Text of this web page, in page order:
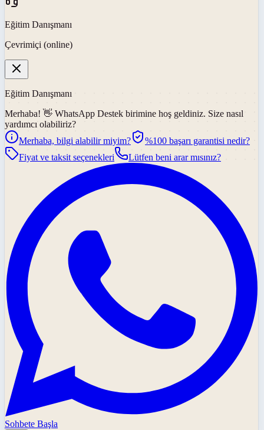
Eğitim Danışmanı
Çevrimiçi (online)
Eğitim Danışmanı
Merhaba! 👋 WhatsApp Destek birimine hoş geldiniz. Size nasıl
yardımcı olabiliriz?
Merhaba, bilgi alabilir miyim?
%100 başarı garantisi nedir?
Fiyat ve taksit seçenekleri
Lütfen beni arar mısınız?
Sohbete Başla